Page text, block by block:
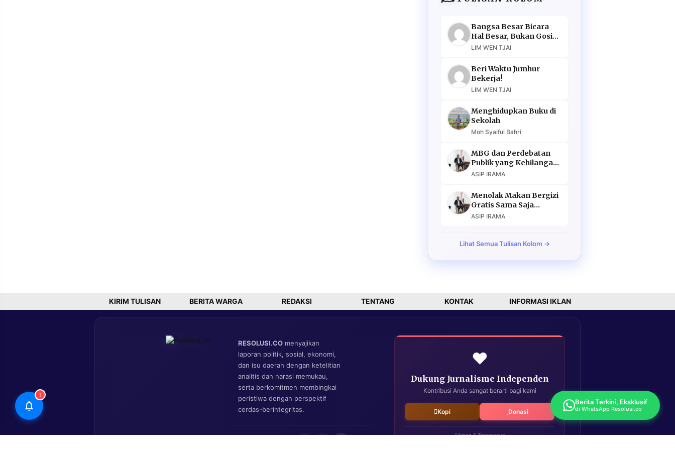
Bangsa Besar Bicara
Hal Besar, Bukan Gosip
Murahan
LIM WEN TJAI
Beri Waktu Jumhur
Bekerja!
LIM WEN TJAI
Menghidupkan Buku di
Sekolah
Moh Syaiful Bahri
MBG dan Perdebatan
Publik yang Kehilangan
Argumen
ASIP IRAMA
Menolak Makan Bergizi
Gratis Sama Saja
Menolak Masa Depan
ASIP IRAMA
Lihat Semua Tulisan Kolom →
KIRIM TULISAN BERITA WARGA REDAKSI TENTANG KONTAK INFORMASI IKLAN
RESOLUSI.CO menyajikan
laporan politik, sosial, ekonomi,
dan isu daerah dengan ketelitian
analitis dan narasi memukau,
serta berkomitmen membingkai
peristiwa dengan perspektif
cerdas-berintegritas.
❤️
Dukung Jurnalisme Independen
Kontribusi Anda sangat berarti bagi kami
Kopi Donasi
Aman & Terpercaya
!
Berita Terkini, Eksklusif
di WhatsApp Resolusi.co